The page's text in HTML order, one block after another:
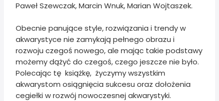
Paweł Szewczak, Marcin Wnuk, Marian Wojtaszek.
Obecnie panujące style, rozwiązania i trendy w
akwarystyce nie zamykają pełnego obrazu i
rozwoju czegoś nowego, ale mając takie podstawy
możemy dążyć do czegoś, czego jeszcze nie było.
Polecając tę książkę, życzymy wszystkim
akwarystom osiągnięcia sukcesu oraz dołożenia
cegiełki w rozwój nowoczesnej akwarystyki.